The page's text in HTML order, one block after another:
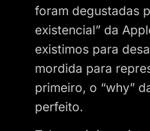
foram degustadas
existencial” da
existimos para
mordida para
primeiro, o “why”
perfeito.